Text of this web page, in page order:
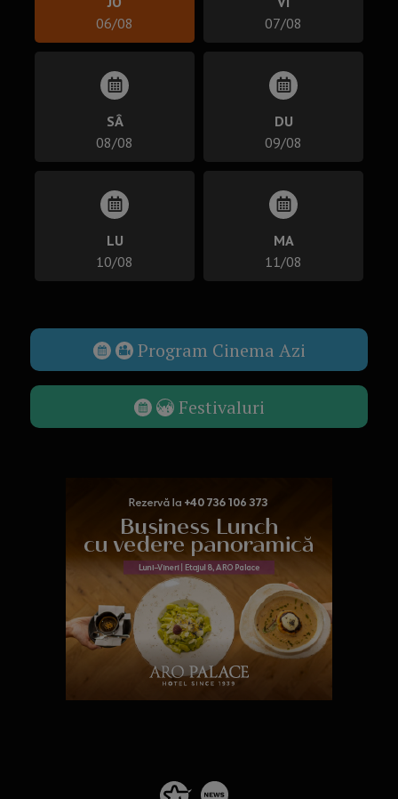
06/08
07/08
SÂ
08/08
DU
09/08
LU
10/08
MA
11/08
Program Cinema Azi
Festivaluri